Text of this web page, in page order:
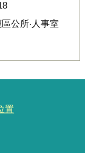
公所‧人事室
置